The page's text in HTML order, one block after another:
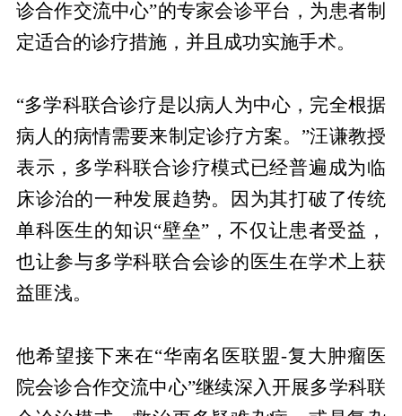
诊合作交流中心”的专家会诊平台，为患者制
定适合的诊疗措施，并且成功实施手术。
“多学科联合诊疗是以病人为中心，完全根据
病人的病情需要来制定诊疗方案。”汪谦教授
表示，多学科联合诊疗模式已经普遍成为临
床诊治的一种发展趋势。因为其打破了传统
单科医生的知识“壁垒”，不仅让患者受益，
也让参与多学科联合会诊的医生在学术上获
益匪浅。
他希望接下来在“华南名医联盟-复大肿瘤医
院会诊合作交流中心”继续深入开展多学科联